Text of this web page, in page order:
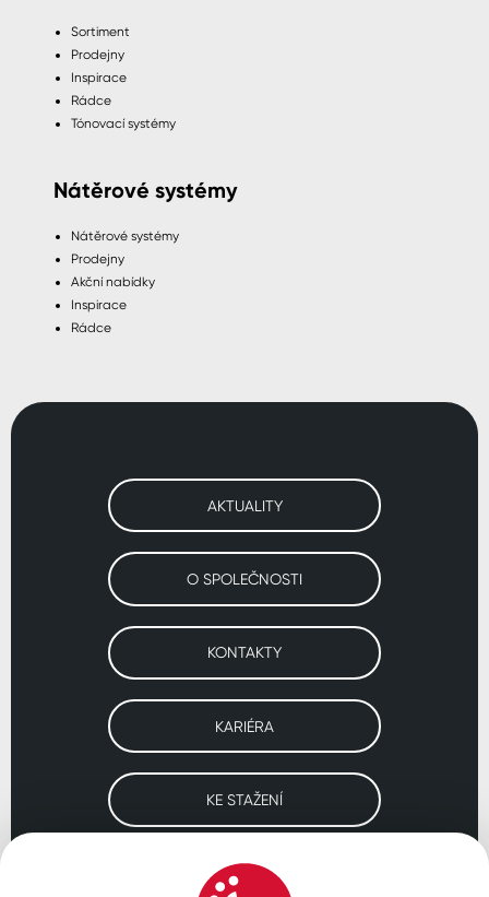
Sortiment
Prodejny
Inspirace
Rádce
Tónovací systémy
Nátěrové systémy
Nátěrové systémy
Prodejny
Akční nabídky
Inspirace
Rádce
AKTUALITY
O SPOLEČNOSTI
KONTAKTY
KARIÉRA
KE STAŽENÍ
Navštivte naše pobočky